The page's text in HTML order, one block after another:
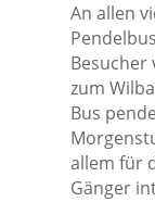
An allen
zum
Bus
allem für
Gänger